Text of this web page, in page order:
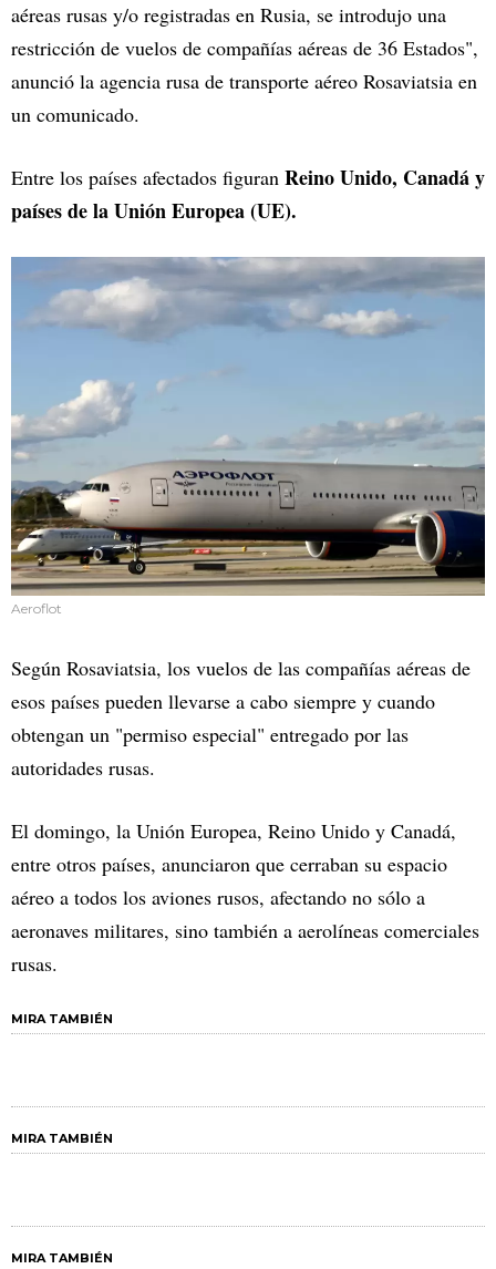
aéreas rusas y/o registradas en Rusia, se introdujo una
restricción de vuelos de compañías aéreas de 36 Estados",
anunció la agencia rusa de transporte aéreo Rosaviatsia en
un comunicado.
Entre los países afectados figuran Reino Unido, Canadá y
países de la Unión Europea (UE).
Aeroflot
Según Rosaviatsia, los vuelos de las compañías aéreas de
esos países pueden llevarse a cabo siempre y cuando
obtengan un "permiso especial" entregado por las
autoridades rusas.
El domingo, la Unión Europea, Reino Unido y Canadá,
entre otros países, anunciaron que cerraban su espacio
aéreo a todos los aviones rusos, afectando no sólo a
aeronaves militares, sino también a aerolíneas comerciales
rusas.
MIRA TAMBIÉN
MIRA TAMBIÉN
MIRA TAMBIÉN